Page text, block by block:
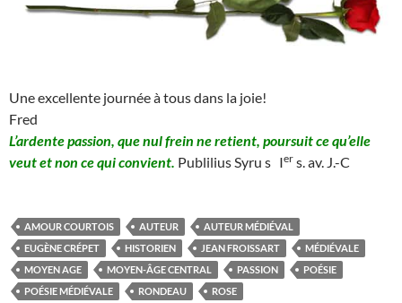
Une excellente journée à tous dans la joie!
Fred
L’ardente passion, que nul frein ne retient, poursuit ce qu’elle
veut et non ce qui convient. Publilius Syru s Ier s. av. J.-C
AMOUR COURTOIS AUTEUR
AUTEUR MÉDIÉVAL
EUGÈNE CRÉPET
HISTORIEN JEAN FROISSART
MÉDIÉVALE
MOYEN AGE
MOYEN-ÂGE CENTRAL PASSION
POÉSIE
POÉSIE MÉDIÉVALE
RONDEAU ROSE